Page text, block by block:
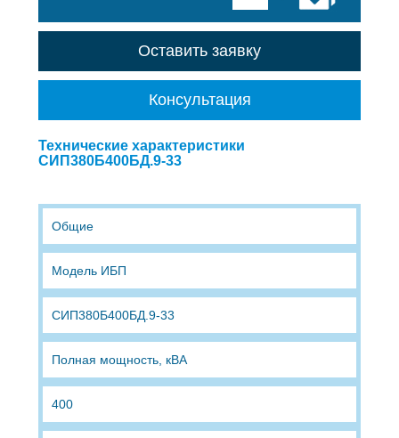
Оставить заявку
Консультация
Технические характеристики
СИП380Б400БД.9-33
Общие
Модель ИБП
СИП380Б400БД.9-33
Полная мощность, кВА
400